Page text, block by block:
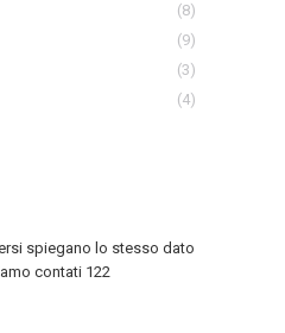
(8)
(9)
(3)
(4)
spiegano lo stesso dato
contati 122